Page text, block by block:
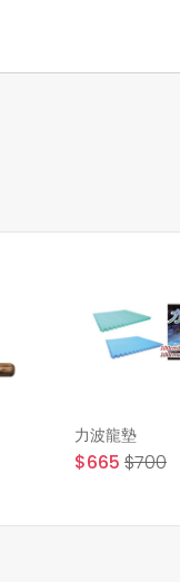
力波龍墊
$665 $700